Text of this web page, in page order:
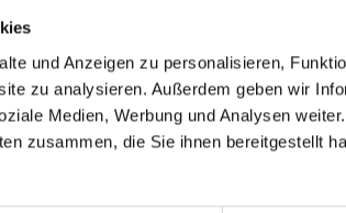
und Anzeigen zu personalisieren,
zu analysieren. Außerdem geben wir
Medien, Werbung und Analysen
zusammen, die Sie ihnen bereitgestellt
Daten erhoben.
Daten wir erheben und wofür wir sie
B. bei der Kommunikation per E-Mail)
Website ist: